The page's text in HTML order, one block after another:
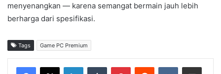
menyenangkan — karena semangat bermain jauh lebih
berharga dari spesifikasi.
Tags Game PC Premium